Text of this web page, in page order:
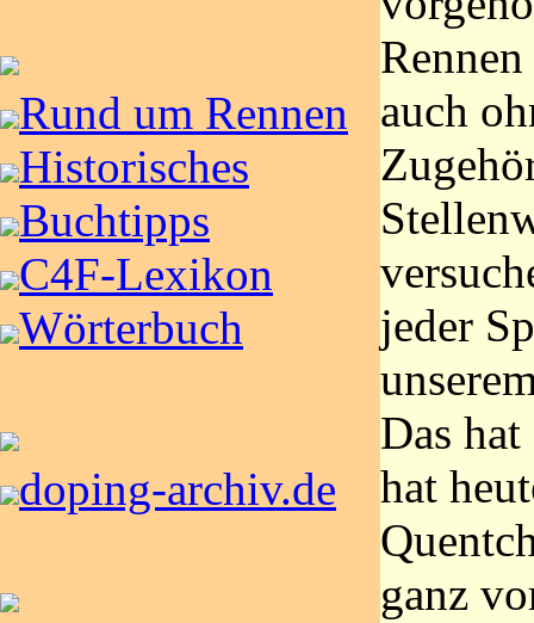
Rund um Rennen
Historisches
Buchtipps
C4F-Lexikon
Wörterbuch
doping-archiv.de
auch
jeder
Das
hat
ganz